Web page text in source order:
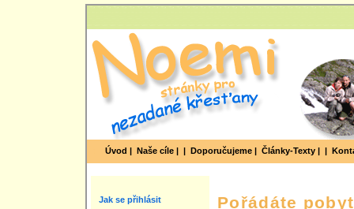
Úvod | Naše cíle | | Doporučujeme | Články-Texty | |
Jak se přihlásit
Pořádáte